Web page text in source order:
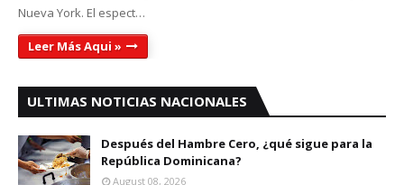
Nueva York. El espect…
Leer Más Aqui »
ULTIMAS NOTICIAS NACIONALES
Después del Hambre Cero, ¿qué sigue para la
República Dominicana?
August 08, 2026